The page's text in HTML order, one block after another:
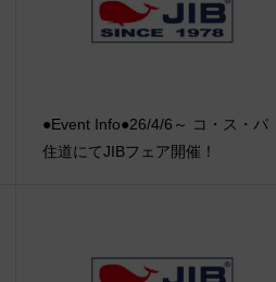
●Event Info●26/4/6～ コ・ス・パ
住道にてJIBフェア開催！